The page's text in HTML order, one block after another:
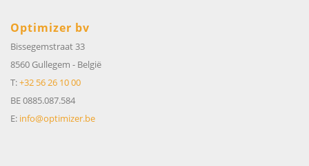
Optimizer bv
Bissegemstraat 33
8560 Gullegem - België
T:+32 56 26 10 00
BE 0885.087.584
E: info@optimizer.be